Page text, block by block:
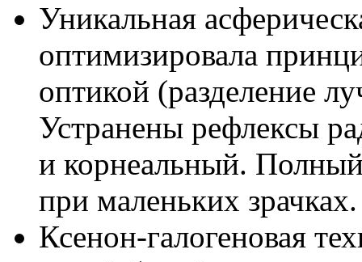
Уникальная
оптимизировала
оптикой (разделение
Устранены рефлексы
и корнеальный.
при маленьких зрачках.
Ксенон-галогеновая